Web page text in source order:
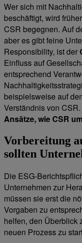
Wer sich mit
beschäftigt, wird
CSR begegnen. Auf
aber es gibt feine
Responsibility, ist der
Einfluss auf
entsprechend
beispielsweise auf
Verständnis von
Ansätze, wie CSR
Vorbereitung
sollten
Die ESG-
Unternehmen zur
müssen sie erst die
Vorgaben zu
helfen, den Überblick
neuen Prozess zu